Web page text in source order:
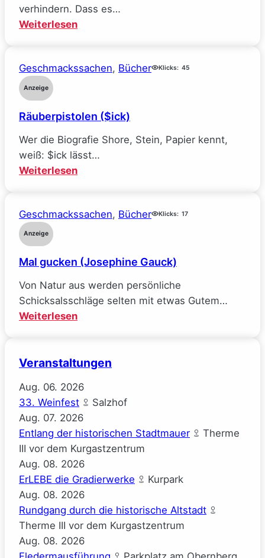
verhindern. Dass es…
Weiterlesen:
bei
wie
alle
meine
Ideale
(Sarah
Geschmackssachen, Bücher Klicks: 45
Anzeige
Räuberpistolen ($ick)
Wer die Biografie Shore, Stein, Papier kennt,
weiß: $ick lässt…
Weiterlesen:
Geschmackssachen, Bücher Klicks: 17
Anzeige
Mal gucken (Josephine Gauck)
Von Natur aus werden persönliche
Schicksalsschläge selten mit etwas Gutem…
Weiterlesen:
(Josephine
Veranstaltungen
Aug. 06. 2026
33. Weinfest
Salzhof
Aug. 07. 2026
Entlang der historischen Stadtmauer
Therme
III vor dem Kurgastzentrum
Aug. 08. 2026
ErLEBE die Gradierwerke
Kurpark
Aug. 08. 2026
Rundgang durch die historische Altstadt
Therme III vor dem Kurgastzentrum
Aug. 08. 2026